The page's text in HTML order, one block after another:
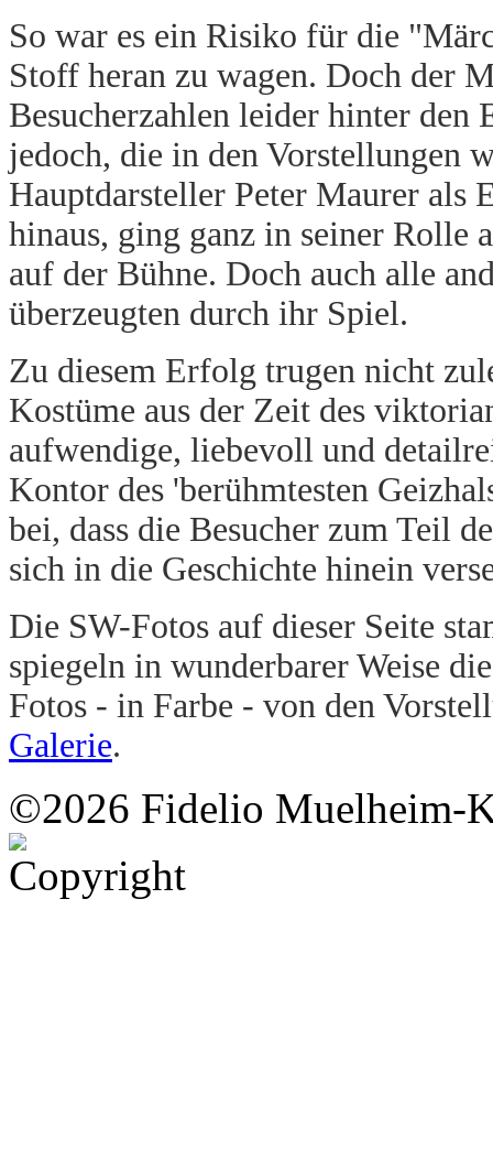
So war es ein Risiko für die
Stoff heran zu wagen. Doch der
Besucherzahlen leider hinter den
jedoch, die in den Vorstellungen
Hauptdarsteller Peter Maurer als
hinaus, ging ganz in seiner Rolle
auf der Bühne. Doch auch alle
überzeugten durch ihr Spiel.
Zu diesem Erfolg trugen nicht
Kostüme aus der Zeit des
aufwendige, liebevoll und
Kontor des 'berühmtesten
bei, dass die Besucher zum Teil
sich in die Geschichte hinein
Die SW-Fotos auf dieser Seite
spiegeln in wunderbarer Weise
Fotos - in Farbe - von den
Galerie.
©2026 Fidelio Muelheim-